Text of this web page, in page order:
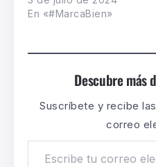
En «#MarcaBien»
Descubre más
Suscríbete y recibe
correo